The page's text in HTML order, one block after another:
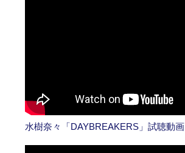
水樹奈々「DAYBREAKERS」試聴動画